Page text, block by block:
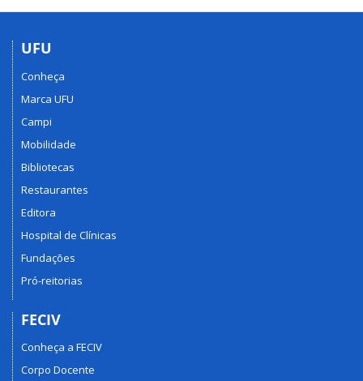
UFU
Conheça
Marca UFU
Campi
Mobilidade
Bibliotecas
Restaurantes
Editora
Hospital de Clínicas
Fundações
Pró-reitorias
FECIV
Conheça a FECIV
Corpo Docente